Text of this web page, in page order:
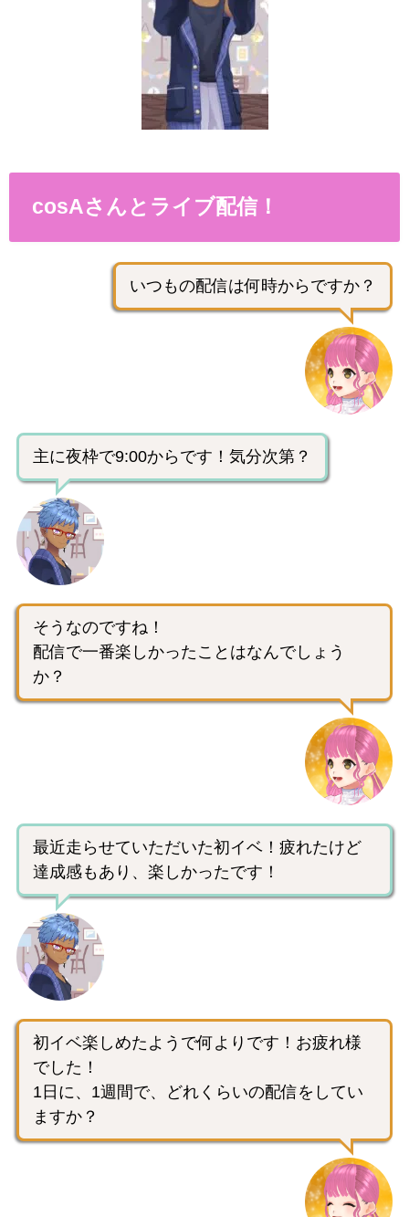
cosAさんとライブ配信！
いつもの配信は何時からですか？
主に夜枠で9:00からです！気分次第？
そうなのですね！
配信で一番楽しかったことはなんでしょう
か？
最近走らせていただいた初イベ！疲れたけど
達成感もあり、楽しかったです！
初イベ楽しめたようで何よりです！お疲れ様
でした！
1日に、1週間で、どれくらいの配信をしてい
ますか？